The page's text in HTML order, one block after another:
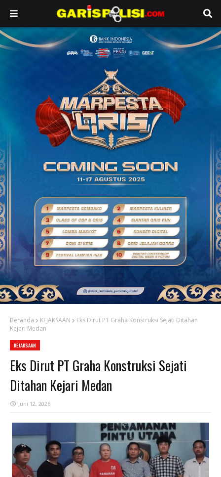
Beranda KEJAKSAAN
Eks Dirut PT Graha Konstruksi Sejati Ditahan
Kejari Medan
KEJAKSAAN
Eks Dirut PT Graha Konstruksi Sejati
Ditahan Kejari Medan
Juni 12, 2026